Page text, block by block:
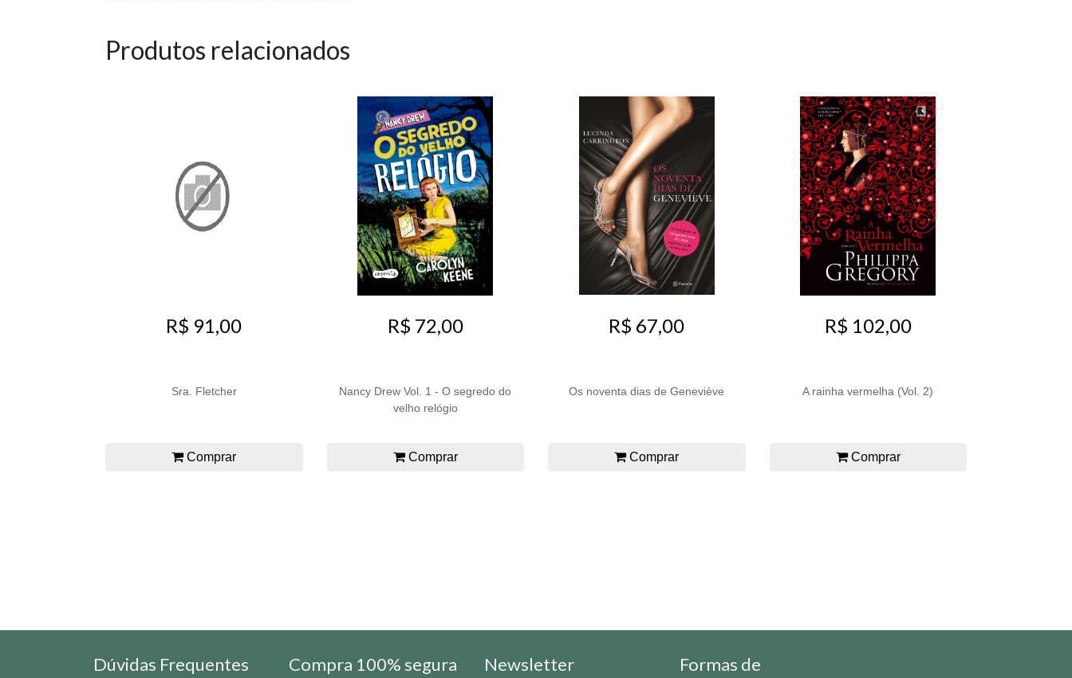
Produtos relacionados
R$ 91,00
Sra. Fletcher
Comprar
R$ 72,00
Nancy Drew Vol. 1 - O segredo do
velho relógio
Comprar
R$ 67,00
Os noventa dias de Geneviève
Comprar
R$ 102,00
A rainha vermelha (Vol. 2)
Comprar
Dúvidas Frequentes Compra 100% segura Newsletter
Formas de